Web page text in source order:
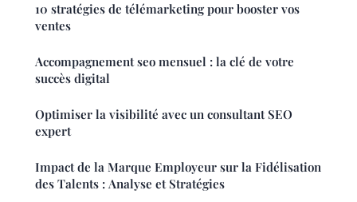
10 stratégies de télémarketing pour booster vos
ventes
Accompagnement seo mensuel : la clé de votre
succès digital
Optimiser la visibilité avec un consultant SEO
expert
Impact de la Marque Employeur sur la Fidélisation
des Talents : Analyse et Stratégies